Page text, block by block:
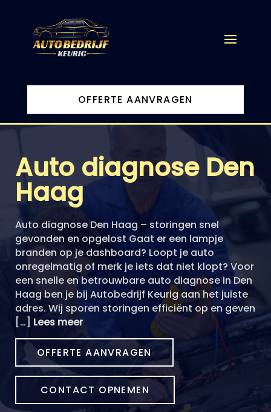
OFFERTE AANVRAGEN
Auto diagnose Den
Haag
Auto diagnose Den Haag – storingen snel
gevonden en opgelost Gaat er een lampje
branden op je dashboard? Loopt je auto
onregelmatig of merk je iets dat niet klopt? Voor
een snelle en betrouwbare auto diagnose in Den
Haag ben je bij Autobedrijf Keurig aan het juiste
adres. Wij sporen storingen efficiënt op en geven
[…] Lees meer
OFFERTE AANVRAGEN
CONTACT OPNEMEN